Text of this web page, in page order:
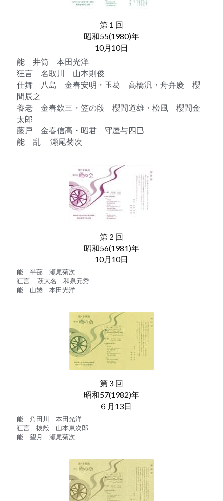
第１回
昭和55(1980)年
10月10日
能　井筒　本田光洋
狂言　名取川　山本則俊
仕舞　八島　金春安明・玉葛　高橋汎・舟弁慶　櫻
間辰之
養老　金春欽三・笠の段　櫻間道雄・松風　櫻間金
太郎
藤戸　金春信高・昭君　守屋与四巳
能　乱　 瀬尾菊次
第２回
昭和56(1981)年
10月10日
能　半蔀　瀬尾菊次
狂言　 萩大名　和泉元秀
能　山姥　本田光洋
第３回
昭和57(1982)年
６月13日
能　角田川　本田光洋
狂言　抜殻　山本東次郎
能　望月　瀬尾菊次